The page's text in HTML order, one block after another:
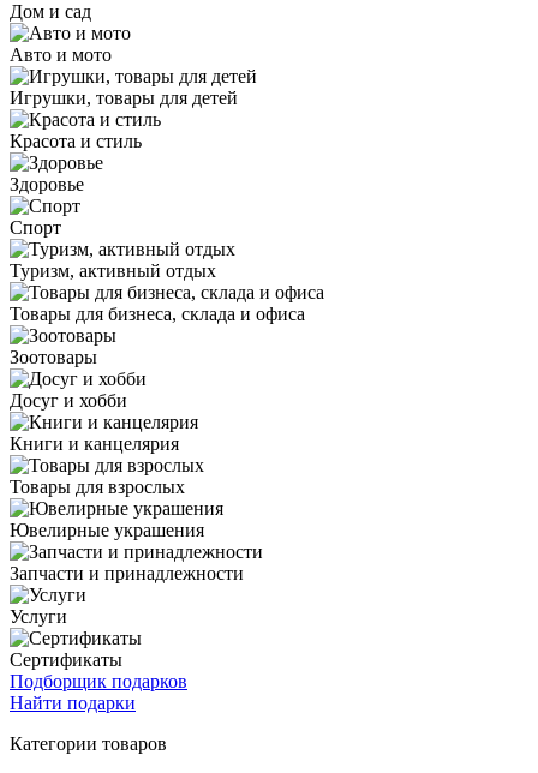
Дом и сад
Авто и мото
Игрушки, товары для детей
Красота и стиль
Здоровье
Спорт
Туризм, активный отдых
Товары для бизнеса, склада и офиса
Зоотовары
Досуг и хобби
Книги и канцелярия
Товары для взрослых
Ювелирные украшения
Запчасти и принадлежности
Услуги
Сертификаты
Подборщик подарков
Найти подарки
Категории товаров